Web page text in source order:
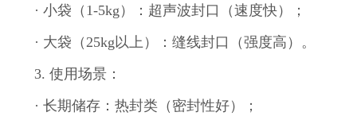
· 小袋（1-5kg）：超声波封口（速度快）；
· 大袋（25kg以上）：缝线封口（强度高）。
3. 使用场景：
· 长期储存：热封类（密封性好）；